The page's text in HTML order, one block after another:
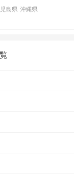
島県 沖縄県